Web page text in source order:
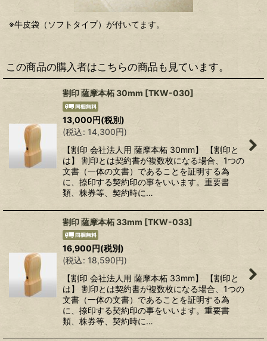
※牛皮袋（ソフトタイプ）が付いてます。
この商品の購入者はこちらの商品も見ています。
割印 薩摩本柘 30mm [TKW-030]
13,000円(税別)
(税込: 14,300円)
【割印 会社法人用 薩摩本柘 30mm】 【割印と
は】 割印とは契約書が複数枚になる場合、1つの
文書（一体の文書）であることを証明する為
に、捺印する契約印の事をいいます。重要書
類、株券等、契約時に…
割印 薩摩本柘 33mm [TKW-033]
16,900円(税別)
(税込: 18,590円)
【割印 会社法人用 薩摩本柘 33mm】 【割印と
は】 割印とは契約書が複数枚になる場合、1つの
文書（一体の文書）であることを証明する為
に、捺印する契約印の事をいいます。重要書
類、株券等、契約時に…